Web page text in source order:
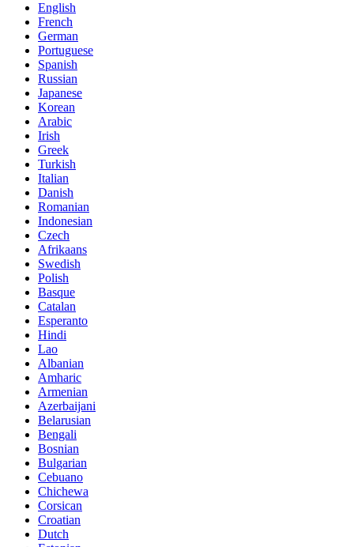
English
French
German
Portuguese
Spanish
Russian
Japanese
Korean
Arabic
Irish
Greek
Turkish
Italian
Danish
Romanian
Indonesian
Czech
Afrikaans
Swedish
Polish
Basque
Catalan
Esperanto
Hindi
Lao
Albanian
Amharic
Armenian
Azerbaijani
Belarusian
Bengali
Bosnian
Bulgarian
Cebuano
Chichewa
Corsican
Croatian
Dutch